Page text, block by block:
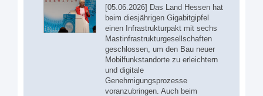
[05.06.2026] Das Land Hessen hat
beim diesjährigen Gigabitgipfel
einen Infrastrukturpakt mit sechs
Mastinfrastrukturgesellschaften
geschlossen, um den Bau neuer
Mobilfunkstandorte zu erleichtern
und digitale
Genehmigungsprozesse
voranzubringen. Auch beim